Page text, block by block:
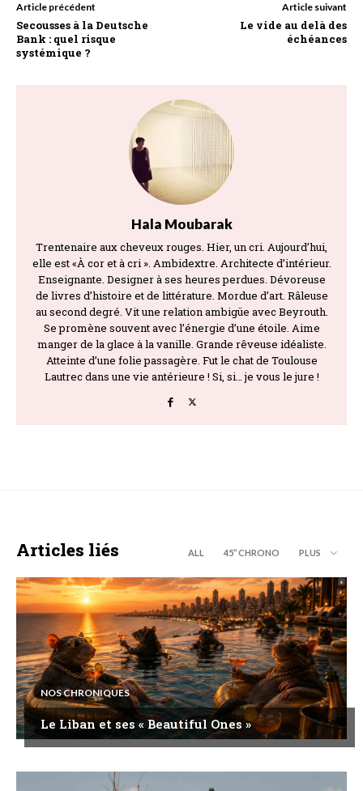
Article précédent
Secousses à la Deutsche
Bank : quel risque
systémique ?
Article suivant
Le vide au delà des
échéances
Hala Moubarak
Trentenaire aux cheveux rouges. Hier, un cri. Aujourd’hui,
elle est «À cor et à cri ». Ambidextre. Architecte d’intérieur.
Enseignante. Designer à ses heures perdues. Dévoreuse
de livres d’histoire et de littérature. Mordue d’art. Râleuse
au second degré. Vit une relation ambigüe avec Beyrouth.
Se promène souvent avec l’énergie d’une étoile. Aime
manger de la glace à la vanille. Grande rêveuse idéaliste.
Atteinte d’une folie passagère. Fut le chat de Toulouse
Lautrec dans une vie antérieure ! Si, si… je vous le jure !
Articles liés ALL 45’’ CHRONO PLUS
NOS CHRONIQUES
Le Liban et ses « Beautiful Ones »